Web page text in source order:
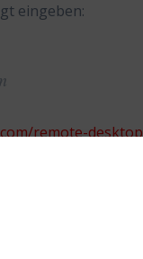
eingeben:
remote-